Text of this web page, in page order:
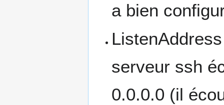
a bien
serveur ssh
0.0.0.0 (il